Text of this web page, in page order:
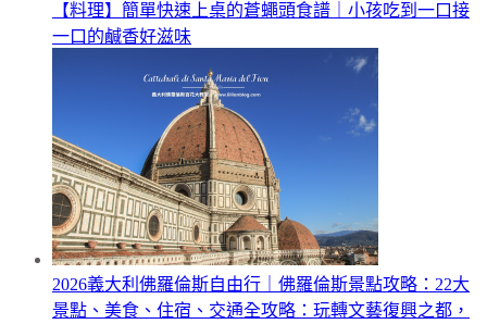
【料理】簡單快速上桌的蒼蠅頭食譜｜小孩吃到一口接
一口的鹹香好滋味
2026義大利佛羅倫斯自由行｜佛羅倫斯景點攻略：22大
景點、美食、住宿、交通全攻略：玩轉文藝復興之都，